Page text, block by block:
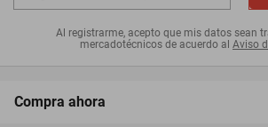
Al registrarme, acepto que mis datos sean
mercadotécnicos de acuerdo al Aviso
Compra ahora